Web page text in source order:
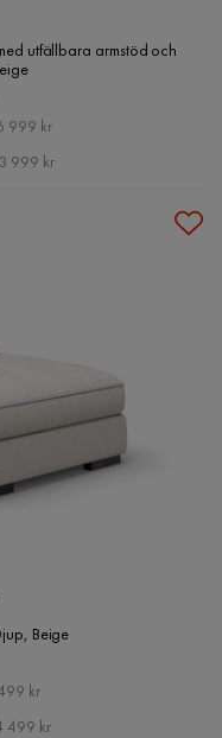
utfällbara armstöd och
999 kr
999 kr
Beige
kr
499 kr